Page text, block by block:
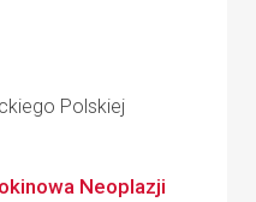
Polskiej
Neoplazji